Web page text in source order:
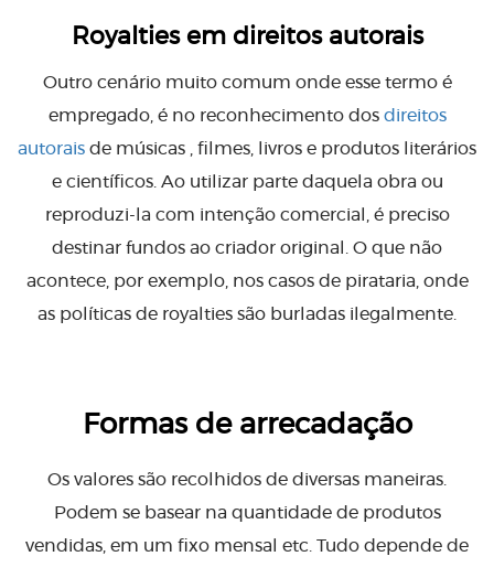
Royalties em direitos autorais
Outro cenário muito comum onde esse termo é
empregado, é no reconhecimento dos direitos
autorais de músicas , filmes, livros e produtos literários
e científicos. Ao utilizar parte daquela obra ou
reproduzi-la com intenção comercial, é preciso
destinar fundos ao criador original. O que não
acontece, por exemplo, nos casos de pirataria, onde
as políticas de royalties são burladas ilegalmente.
Formas de arrecadação
Os valores são recolhidos de diversas maneiras.
Podem se basear na quantidade de produtos
vendidas, em um fixo mensal etc. Tudo depende de